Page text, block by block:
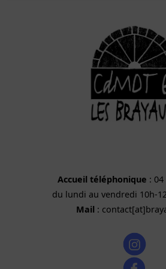
Accueil téléphonique :
du lundi au vendredi 10h-
Mail :